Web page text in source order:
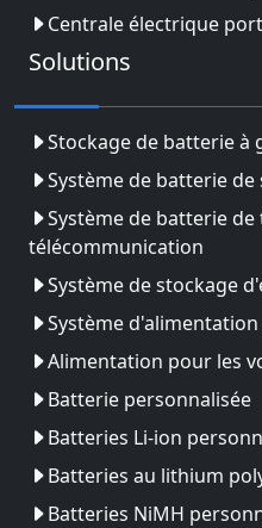
Centrale électrique
Solutions
Stockage de batterie à
Système de batterie de
Système de batterie
télécommunication
Système de stockage
Système
Alimentation pour les
Batterie personnalisée
Batteries Li-ion
Batteries au lithium
Batteries NiMH